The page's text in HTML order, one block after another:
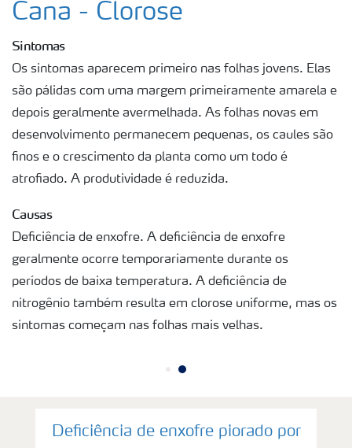
Cana - Clorose
Sintomas
Os sintomas aparecem primeiro nas folhas jovens. Elas
são pálidas com uma margem primeiramente amarela e
depois geralmente avermelhada. As folhas novas em
desenvolvimento permanecem pequenas, os caules são
finos e o crescimento da planta como um todo é
atrofiado. A produtividade é reduzida.
Causas
Deficiência de enxofre. A deficiência de enxofre
geralmente ocorre temporariamente durante os
períodos de baixa temperatura. A deficiência de
nitrogênio também resulta em clorose uniforme, mas os
sintomas começam nas folhas mais velhas.
Deficiência de enxofre piorado por